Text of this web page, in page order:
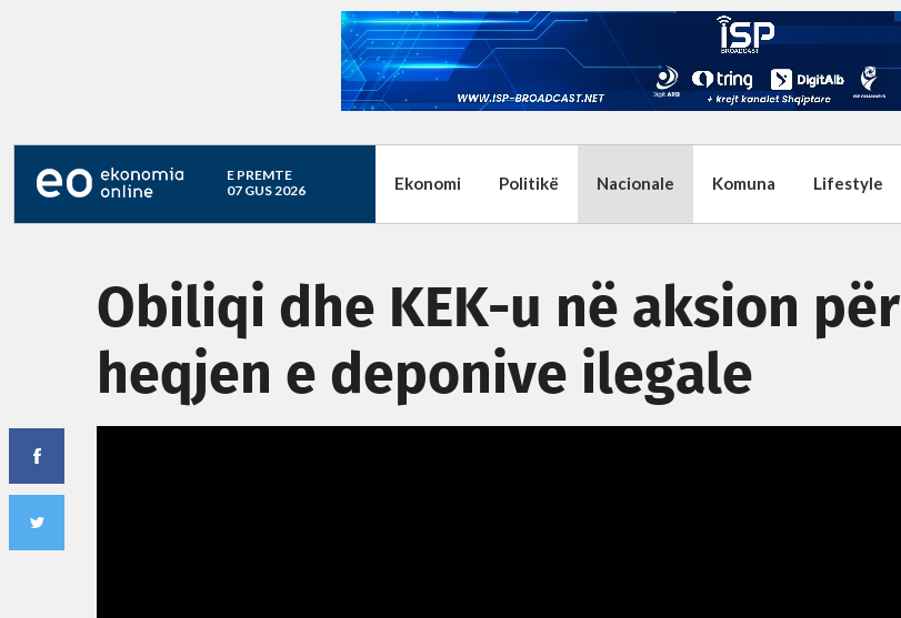
E PREMTE
07 GUS 2026
Ekonomi Politikë Nacionale Komuna Lifestyle
Obiliqi dhe KEK-u në aksion për
heqjen e deponive ilegale